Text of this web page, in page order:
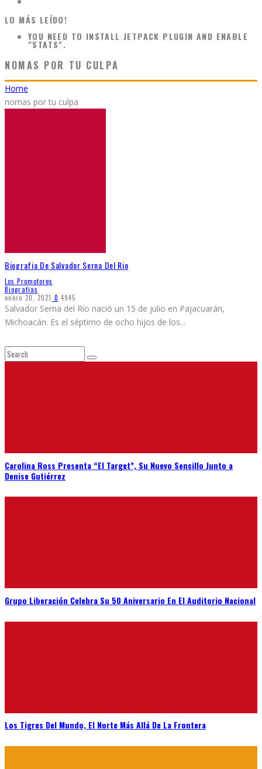
LO MÁS LEÍDO!
YOU NEED TO INSTALL JETPACK PLUGIN AND ENABLE
"STATS".
NOMAS POR TU CULPA
Home
nomas por tu culpa
Biografia De Salvador Serna Del Rio
Los Promotores
Biografias
enero 20, 2021 0 4945
Salvador Serna del Río nació un 15 de julio en Pajacuarán,
Michoacán. Es el séptimo de ocho hijos de los...
Carolina Ross Presenta “El Target”, Su Nuevo Sencillo Junto a
Denise Gutiérrez
Grupo Liberación Celebra Su 50 Aniversario En El Auditorio Nacional
Los Tigres Del Mundo, El Norte Más Allá De La Frontera